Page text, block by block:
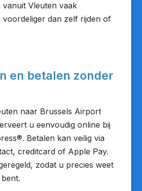
vanuit Vleuten vaak
voordeliger dan zelf rijden of
en betalen zonder
naar Brussels Airport
u eenvoudig online bij
Betalen kan veilig via
creditcard of Apple Pay.
zodat u precies weet